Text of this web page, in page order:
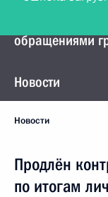
Управление
обращениями
Новости
Новости
Продлён
по итогам